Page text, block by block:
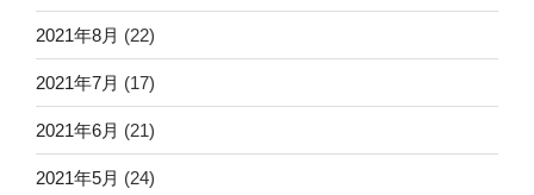
2021年8月 (22)
2021年7月 (17)
2021年6月 (21)
2021年5月 (24)